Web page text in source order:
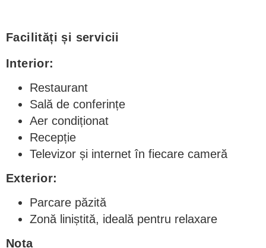
Facilități și servicii
Interior:
Restaurant
Sală de conferințe
Aer condiționat
Recepție
Televizor și internet în fiecare cameră
Exterior:
Parcare păzită
Zonă liniștită, ideală pentru relaxare
Nota